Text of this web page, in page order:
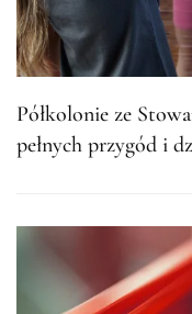
Półkolonie ze
pełnych przygód i